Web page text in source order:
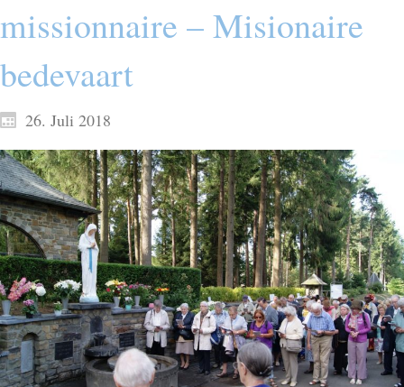
missionnaire – Misionaire
bedevaart
26. Juli 2018